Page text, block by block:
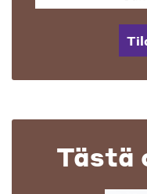
Tästä